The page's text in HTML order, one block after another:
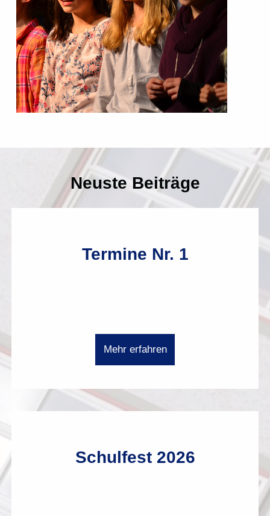
Neuste Beiträge
Termine Nr. 1
Mehr erfahren
Schulfest 2026